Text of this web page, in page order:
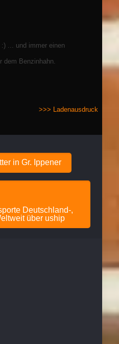
... und immer einen
dem Benzinhahn.
>>> Ladenausdruck
in Gr. Ippener
Deutschland-,
über uship